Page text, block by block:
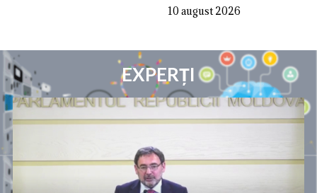
10 august 2026
EXPERȚI